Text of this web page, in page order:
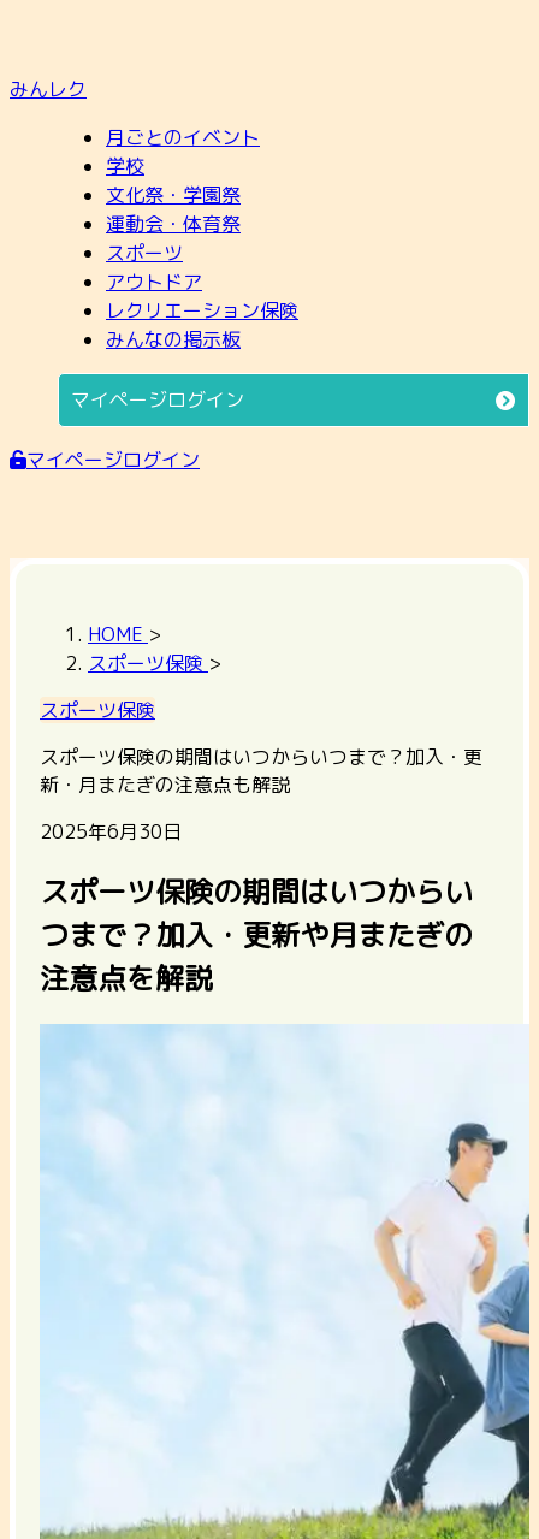
みんレク
月ごとのイベント
学校
文化祭・学園祭
運動会・体育祭
スポーツ
アウトドア
レクリエーション保険
みんなの掲示板
マイページログイン
マイページログイン
HOME >
スポーツ保険 >
スポーツ保険
スポーツ保険の期間はいつからいつまで？加入・更
新・月またぎの注意点も解説
2025年6月30日
スポーツ保険の期間はいつからい
つまで？加入・更新や月またぎの
注意点を解説